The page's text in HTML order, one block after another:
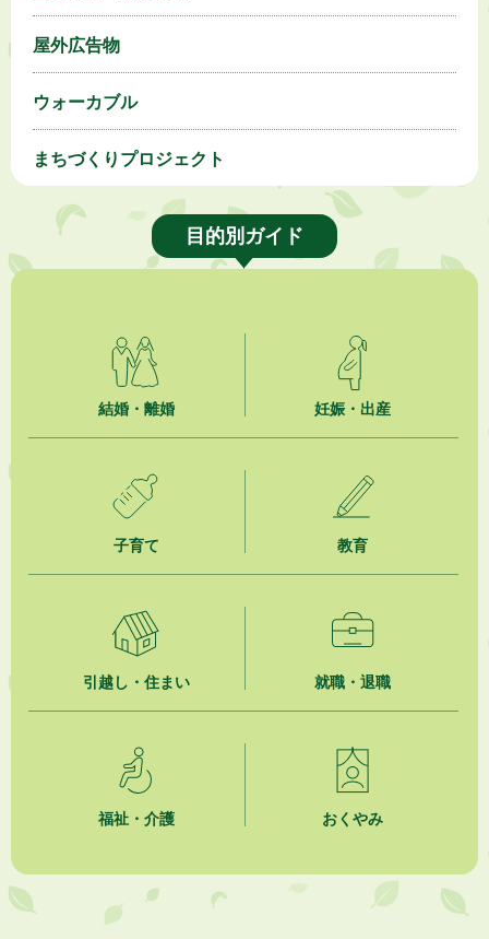
屋外広告物
ウォーカブル
まちづくりプロジェクト
目的別ガイド
結婚・離婚 妊娠・出産
子育て 教育
引越し・住まい 就職・退職
福祉・介護 おくやみ